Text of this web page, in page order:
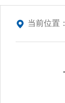
当前位置：